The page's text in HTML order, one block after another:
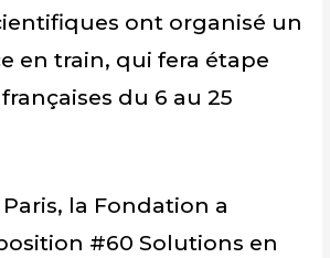
ont organisé un
en train, qui fera étape
du 6 au 25
la Fondation a
#60 Solutions en